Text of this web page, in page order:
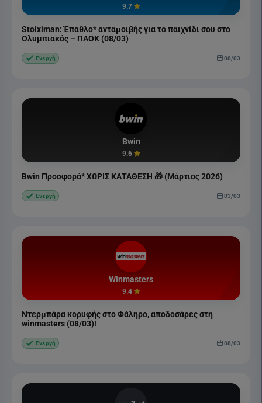
9.7
Stoiximan: Έπαθλο* ανταμοιβής για το παιχνίδι σου στο
Ολυμπιακός – ΠΑΟΚ (08/03)
Ενεργή 08/03
Bwin
9.6
Bwin Προσφορά* ΧΩΡΙΣ ΚΑΤΑΘΕΣΗ 🎁 (Μάρτιος 2026)
Ενεργή 03/03
Winmasters
9.4
Ντερμπάρα κορυφής στο Φάληρο, αποδοσάρες στη
winmasters (08/03)!
Ενεργή 08/03